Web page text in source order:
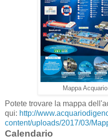
Mappa
Potete trovare la mappa
qui: http://
content/uploads/2017/03/
Calendario